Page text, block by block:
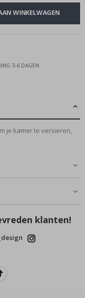
WINKELWAGEN
3-6 DAGEN
je kamer te versieren,
klanten!